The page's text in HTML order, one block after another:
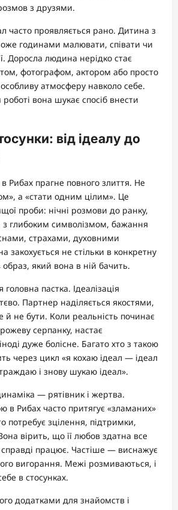
з друзями.
часто проявляється рано. Дитина з
годинами малювати, співати чи
Доросла людина нерідко стає
фотографом, актором або просто
атмосферу навколо себе.
роботі вона шукає спосіб внести
від ідеалу до
Рибах прагне повного злиття. Не
а «стати одним цілим». Це
проби: нічні розмови до ранку,
з глибоким символізмом, бажання
страхами, духовними
не стільки в конкретну
образ, який вона в ній бачить.
пастка. Ідеалізація
Партнер наділяється якостями,
й не бути. Коли реальність починає
серпанку, настає
дуже болісне. Багато хто з такою
через цикл «я кохаю ідеал — ідеал
і знову шукаю ідеал».
— рятівник і жертва.
в Рибах часто притягує «зламаних»
потребує зцілення, підтримки,
вірить, що її любов здатна все
справді працює. Частіше — виснажує
вигорання. Межі розмиваються, і
в стосунках.
додатками для знайомств і